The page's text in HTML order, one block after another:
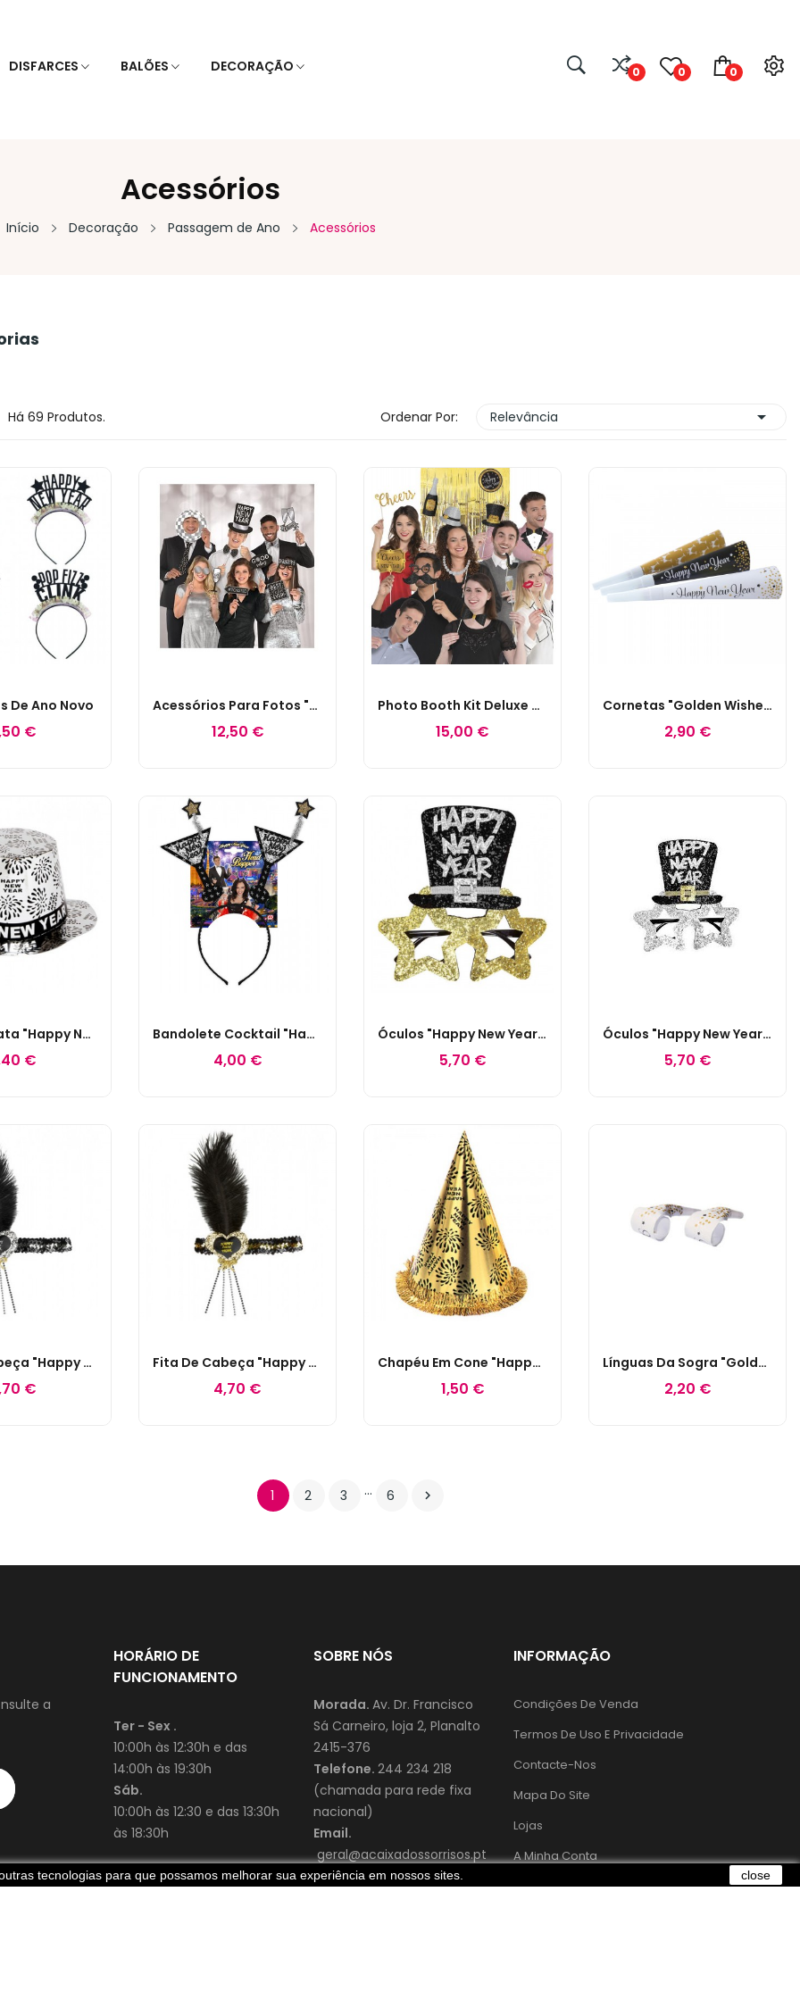
DISFARCES BALÕES DECORAÇÃO 0
0
0
Acessórios
Início Decoração Passagem de Ano Acessórios
Há 69 Produtos. Ordenar Por: Relevância 
De Ano Novo
€
Acessórios Para Fotos "Disco Ball" Passagem De Ano
12,50 €
Photo Booth Kit Deluxe Happy New Year
15,00 €
Cornetas "Golden Wishes" Mix
2,90 €
Cartola Prata "Happy New Year"
€
Bandolete Cocktail "Happy New Year" Prata
4,00 €
Óculos "Happy New Year" Estrelas Douradas
5,70 €
Óculos "Happy New Year" Estrelas Prata
5,70 €
Fita De Cabeça "Happy New Year" Prata
€
Fita De Cabeça "Happy New Year" Dourada
4,70 €
Chapéu Em Cone "Happy New Year" Com Franja Dourada
1,50 €
Línguas Da Sogra "Golden Wishes"
2,20 €
1 2 3 … 6 
a
HORÁRIO DE
FUNCIONAMENTO
Ter - Sex .
10:00h às 12:30h e das
14:00h às 19:30h
Sáb.
10:00h às 12:30 e das 13:30h
às 18:30h
SOBRE NÓS
Morada. Av. Dr. Francisco
Sá Carneiro, loja 2, Planalto
2415-376
Telefone. 244 234 218
(chamada para rede fixa
nacional)
Email.
geral@acaixadossorrisos.pt
INFORMAÇÃO
Condições De Venda
Termos De Uso E Privacidade
Contacte-Nos
Mapa Do Site
Lojas
A Minha Conta
Livro De Reclamações
tecnologias para que possamos melhorar sua experiência em nossos sites. close